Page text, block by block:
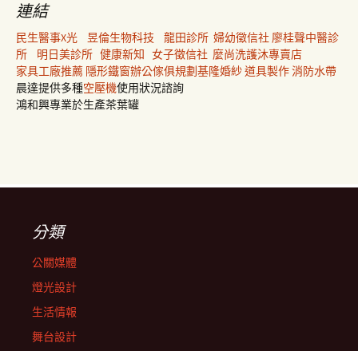
連結
民生醫事X光 昱倫生物科技 龍田診所 婦幼徵信社 廖桂聲中醫診
所
明日美診所 健康新知 女子徵信社 麼尚洗護沐專賣店
家具工廠推薦 隱形鐵窗辦公傢俱規劃基隆婚紗道具製作消防水帶
晨達提供多種空壓機使用狀況諮詢
鴻和興專業於生產茶葉罐
分類
公關媒體
燈光設計
生活情報
舞台設計